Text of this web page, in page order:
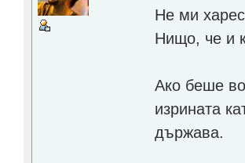
Не ми
Нищо, че и
Ако беше
изрината
държава.